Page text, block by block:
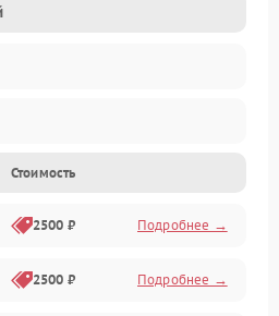
Стоимость
2500 ₽ Подробнее →
2500 ₽ Подробнее →